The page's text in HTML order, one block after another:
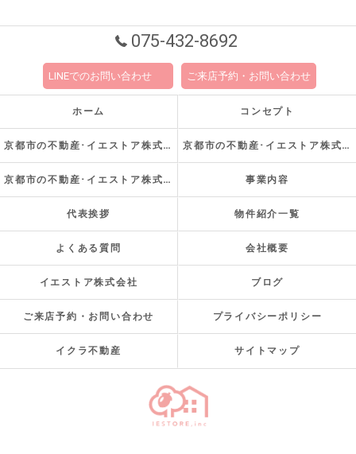
075-432-8692
LINEでのお問い合わせ ご来店予約・お問い合わせ
ホーム コンセプト
京都市の不動産･イエストア株式会社の口コミ情報 京都市の不動産･イエストア株式会社の評判
京都市の不動産･イエストア株式会社のお客様の声 事業内容
代表挨拶 物件紹介一覧
よくある質問 会社概要
イエストア株式会社 ブログ
ご来店予約・お問い合わせ プライバシーポリシー
イクラ不動産 サイトマップ